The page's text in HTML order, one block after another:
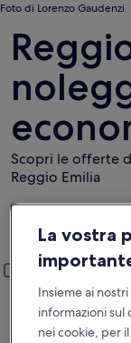
Foto di Lorenzo Gaudenzi
Scopri le offerte
Reggio Emilia
Reggio
Ritiro e
Aggiungi un’altra
Data di ritiro
24 ago
La vostra
Insieme ai nostri
informazioni
nei cookie, per